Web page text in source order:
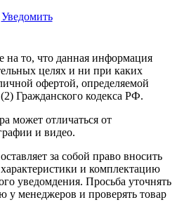
Уведомить
то, что данная информация
целях и ни при каких
офертой, определяемой
Гражданского кодекса РФ.
может отличаться от
и видео.
за собой право вносить
и комплектацию
уведомдения. Просьба уточнять
менеджеров и проверять товар